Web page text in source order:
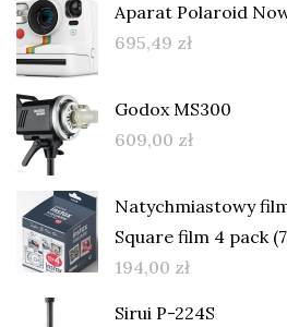
Aparat Polaroid
695,49 zł
Godox MS300
609,00 zł
Natychmiastowy
Square film 4 pack
194,00 zł
Sirui P-224S